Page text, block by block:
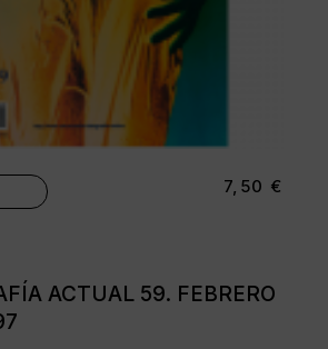
ACTUAL 59. FEBRERO
7,50 €